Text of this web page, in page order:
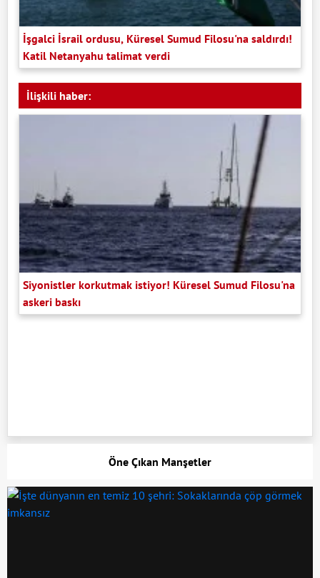
İşgalci İsrail ordusu, Küresel Sumud Filosu'na saldırdı!
Katil Netanyahu talimat verdi
İlişkili haber:
Siyonistler korkutmak istiyor! Küresel Sumud Filosu'na
askeri baskı
Öne Çıkan Manşetler